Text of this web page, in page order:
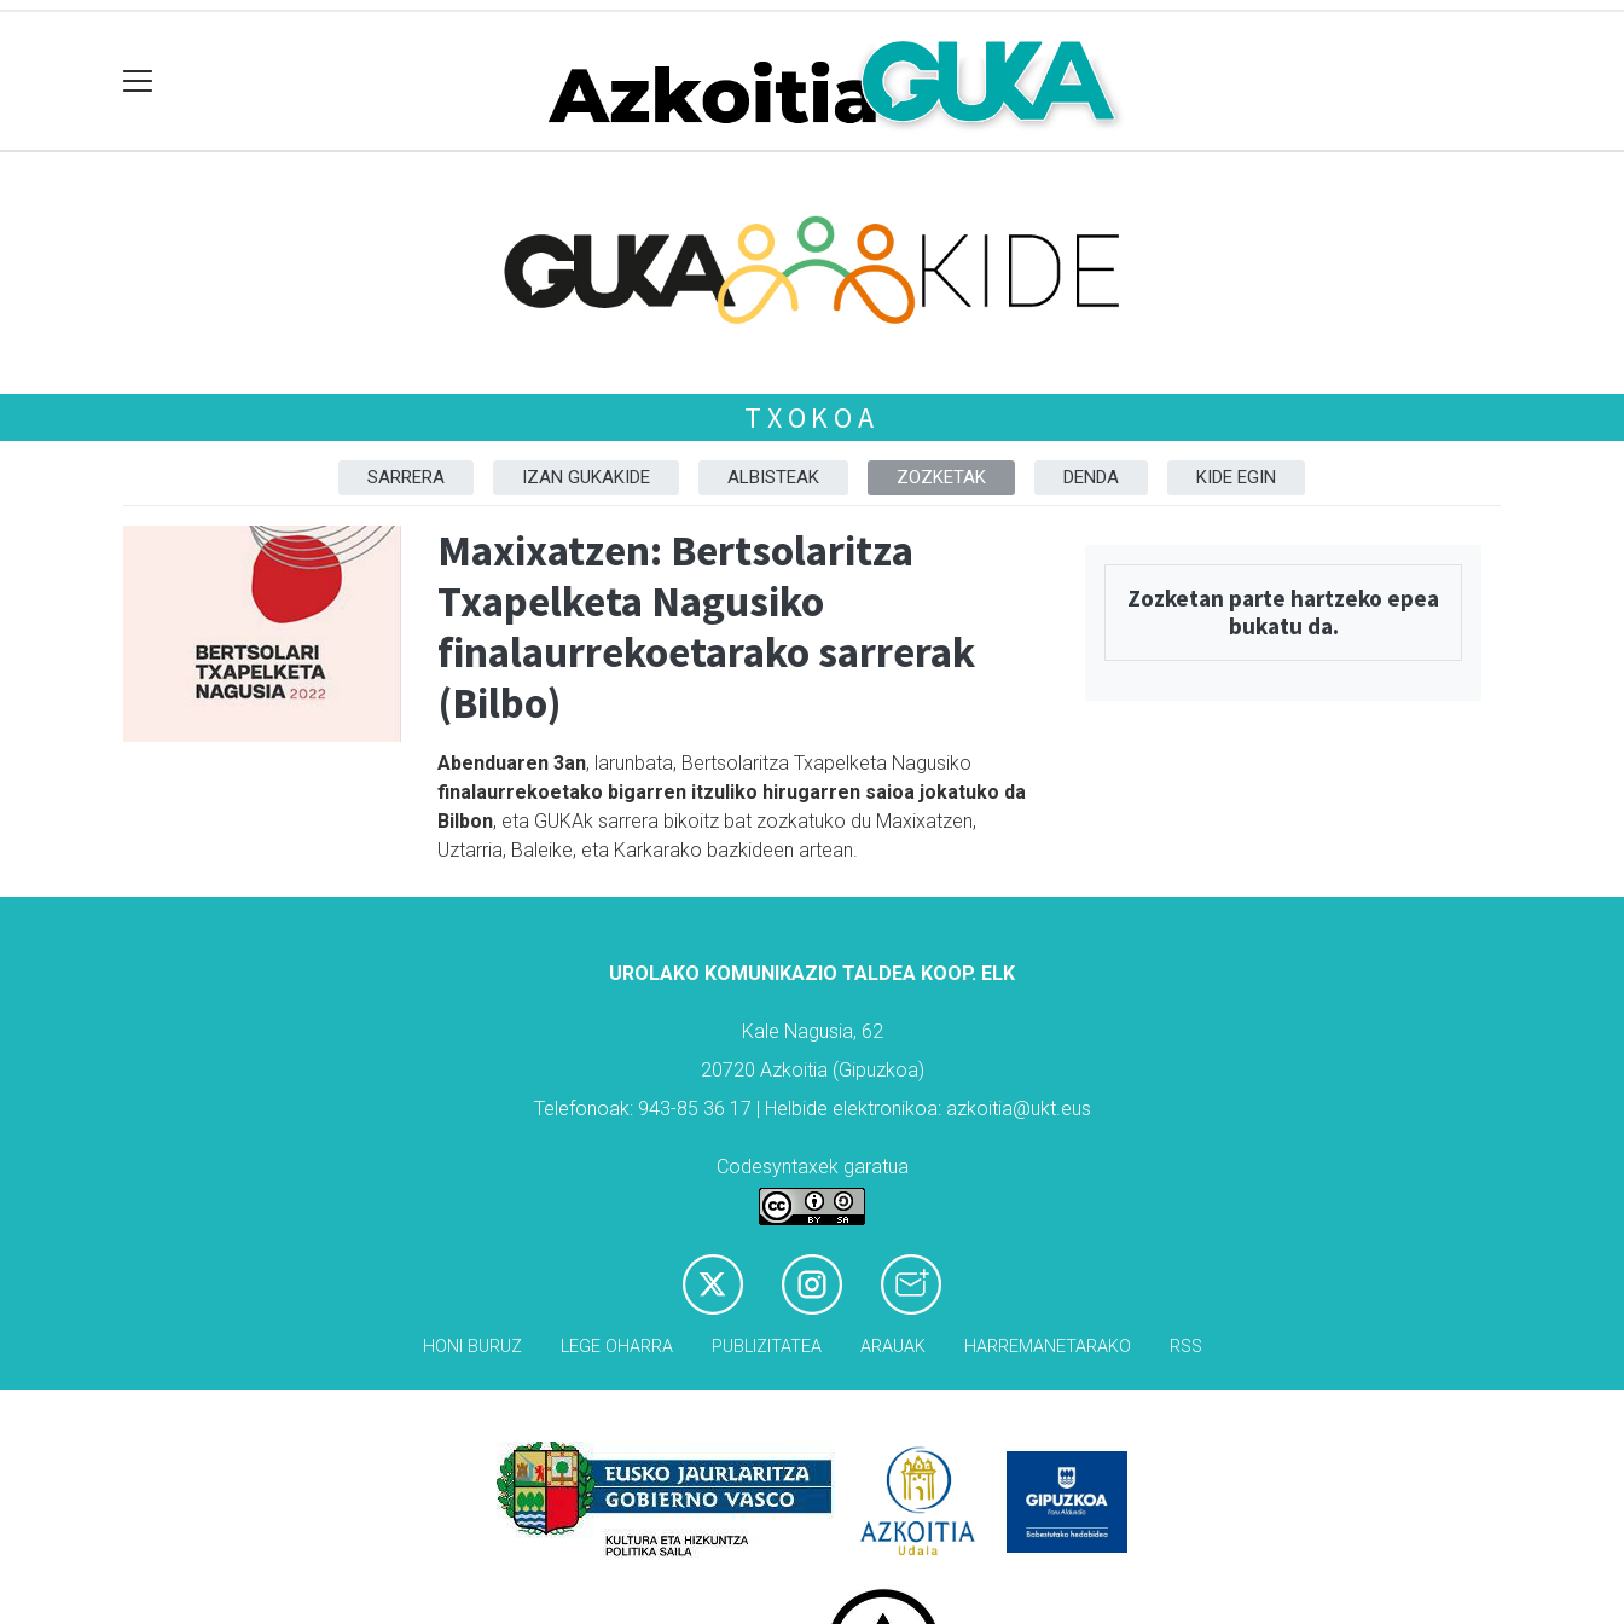
TXOKOA
SARRERA IZAN GUKAKIDE ALBISTEAK ZOZKETAK DENDA KIDE EGIN
Maxixatzen: Bertsolaritza
Txapelketa Nagusiko
finalaurrekoetarako sarrerak
(Bilbo)
Abenduaren 3an, larunbata, Bertsolaritza Txapelketa Nagusiko
finalaurrekoetako bigarren itzuliko hirugarren saioa jokatuko da
Bilbon, eta GUKAk sarrera bikoitz bat zozkatuko du Maxixatzen,
Uztarria, Baleike, eta Karkarako bazkideen artean.
Zozketan parte hartzeko epea
bukatu da.
UROLAKO KOMUNIKAZIO TALDEA KOOP. ELK
Kale Nagusia, 62
20720 Azkoitia (Gipuzkoa)
Telefonoak: 943-85 36 17 | Helbide elektronikoa: azkoitia@ukt.eus
Codesyntaxek garatua
HONI BURUZ LEGE OHARRA PUBLIZITATEA ARAUAK HARREMANETARAKO RSS